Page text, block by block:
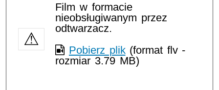
Film w formacie
nieobsługiwanym przez
odtwarzacz.
Pobierz plik(format flv -
rozmiar 3.79 MB)